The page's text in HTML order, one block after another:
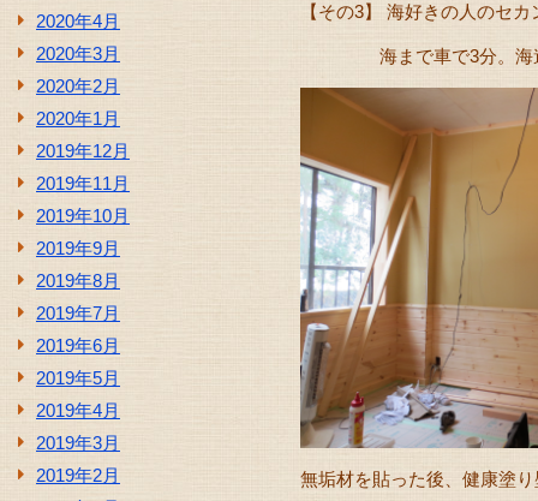
2020年4月
2020年3月
2020年2月
2020年1月
2019年12月
2019年11月
2019年10月
2019年9月
2019年8月
2019年7月
2019年6月
2019年5月
2019年4月
2019年3月
2019年2月
【その3】 海好きの人のセ
海まで車で3分。海遊
無垢材を貼った後、健康塗